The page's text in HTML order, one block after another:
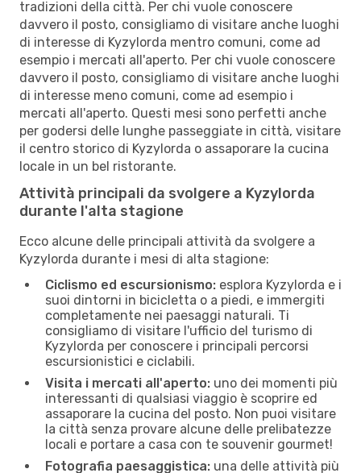
tradizioni della città. Per chi vuole conoscere
davvero il posto, consigliamo di visitare anche luoghi
di interesse di Kyzylorda mentro comuni, come ad
esempio i mercati all'aperto. Per chi vuole conoscere
davvero il posto, consigliamo di visitare anche luoghi
di interesse meno comuni, come ad esempio i
mercati all'aperto. Questi mesi sono perfetti anche
per godersi delle lunghe passeggiate in città, visitare
il centro storico di Kyzylorda o assaporare la cucina
locale in un bel ristorante.
Attività principali da svolgere a Kyzylorda
durante l'alta stagione
Ecco alcune delle principali attività da svolgere a
Kyzylorda durante i mesi di alta stagione:
Ciclismo ed escursionismo: esplora Kyzylorda e i
suoi dintorni in bicicletta o a piedi, e immergiti
completamente nei paesaggi naturali. Ti
consigliamo di visitare l'ufficio del turismo di
Kyzylorda per conoscere i principali percorsi
escursionistici e ciclabili.
Visita i mercati all'aperto: uno dei momenti più
interessanti di qualsiasi viaggio è scoprire ed
assaporare la cucina del posto. Non puoi visitare
la città senza provare alcune delle prelibatezze
locali e portare a casa con te souvenir gourmet!
Fotografia paesaggistica: una delle attività più